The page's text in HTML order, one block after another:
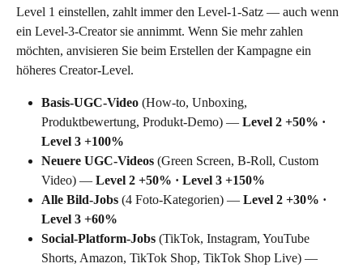
Level 1 einstellen, zahlt immer den Level-1-Satz — auch wenn
ein Level-3-Creator sie annimmt. Wenn Sie mehr zahlen
möchten, anvisieren Sie beim Erstellen der Kampagne ein
höheres Creator-Level.
Basis-UGC-Video (How-to, Unboxing,
Produktbewertung, Produkt-Demo) — Level 2 +50% ·
Level 3 +100%
Neuere UGC-Videos (Green Screen, B-Roll, Custom
Video) — Level 2 +50% · Level 3 +150%
Alle Bild-Jobs (4 Foto-Kategorien) — Level 2 +30% ·
Level 3 +60%
Social-Platform-Jobs (TikTok, Instagram, YouTube
Shorts, Amazon, TikTok Shop, TikTok Shop Live) —